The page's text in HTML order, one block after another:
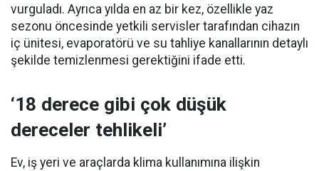
vurguladı. Ayrıca yılda en az bir kez, özellikle yaz
sezonu öncesinde yetkili servisler tarafından cihazın
iç ünitesi, evaporatörü ve su tahliye kanallarının detaylı
şekilde temizlenmesi gerektiğini ifade etti.
‘18 derece gibi çok düşük
dereceler tehlikeli’
Ev, iş yeri ve araçlarda klima kullanımına ilişkin